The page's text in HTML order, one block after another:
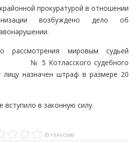
прокуратурой в отношении
возбуждено дело об
рассмотрения мировым судьей
№ 5 Котласского судебного
лицу назначен штраф в размере 20
вступило в законную силу.
(0 голосов)